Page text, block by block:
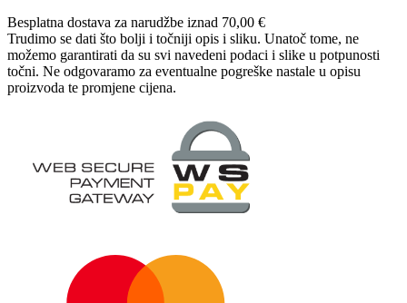
Besplatna dostava za narudžbe iznad 70,00 €
Trudimo se dati što bolji i točniji opis i sliku. Unatoč tome, ne
možemo garantirati da su svi navedeni podaci i slike u potpunosti
točni. Ne odgovaramo za eventualne pogreške nastale u opisu
proizvoda te promjene cijena.